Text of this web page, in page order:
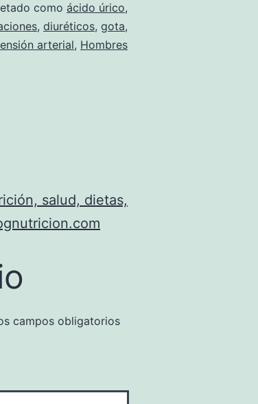
como ácido úrico,
, diuréticos, gota,
arterial, Hombres
salud, dietas,
campos obligatorios